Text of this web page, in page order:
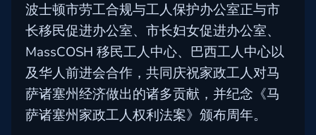
波士顿市劳工合规与工人保护办公室正与市
长移民促进办公室、市长妇女促进办公室、
MassCOSH 移民工人中心、巴西工人中心以
及华人前进会合作，共同庆祝家政工人对马
萨诸塞州经济做出的诸多贡献，并纪念《马
萨诸塞州家政工人权利法案》颁布周年。